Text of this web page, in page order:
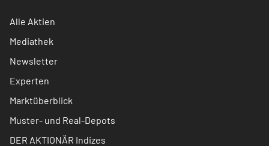
Alle Aktien
Mediathek
Newsletter
Experten
Marktüberblick
Muster- und Real-Depots
DER AKTIONÄR Indizes